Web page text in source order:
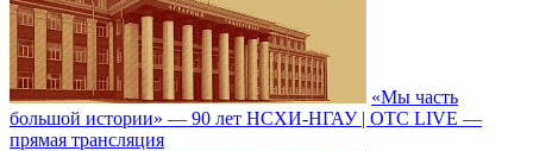
«Мы часть
большой истории» — 90 лет НСХИ-НГАУ | ОТС LIVE —
прямая трансляция